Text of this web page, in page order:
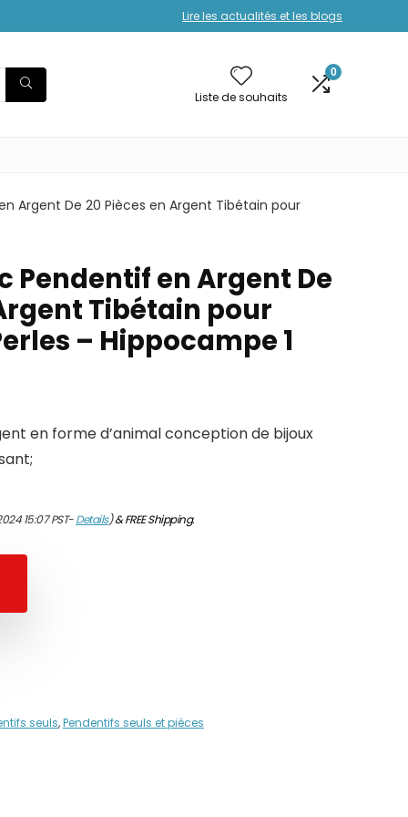
Lire les actualités et les blogs
Liste de souhaits
0
Argent De 20 Pièces en Argent Tibétain pour
Pendentif en Argent De
Tibétain pour
– Hippocampe 1
en forme d’animal conception de bijoux
15:07 PST-Details)&FREE Shipping.
seuls,Pendentifs seuls et pièces